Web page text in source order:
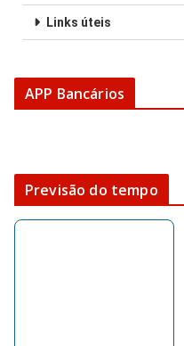
Links úteis
APP Bancários
Previsão do tempo